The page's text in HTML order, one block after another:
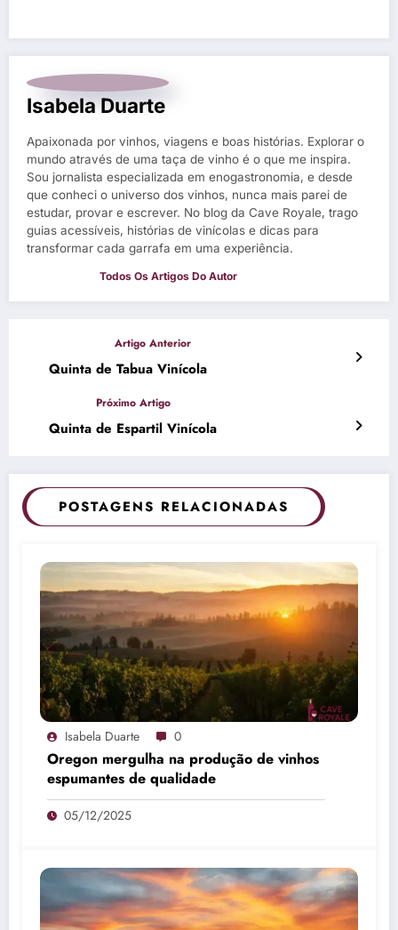
Isabela Duarte
Apaixonada por vinhos, viagens e boas histórias. Explorar o
mundo através de uma taça de vinho é o que me inspira.
Sou jornalista especializada em enogastronomia, e desde
que conheci o universo dos vinhos, nunca mais parei de
estudar, provar e escrever. No blog da Cave Royale, trago
guias acessíveis, histórias de vinícolas e dicas para
transformar cada garrafa em uma experiência.
Quinta de Tabua Vinícola
Quinta de Espartil Vinícola
POSTAGENS RELACIONADAS
Isabela Duarte 0
Oregon mergulha na produção de vinhos
espumantes de qualidade
05/12/2025